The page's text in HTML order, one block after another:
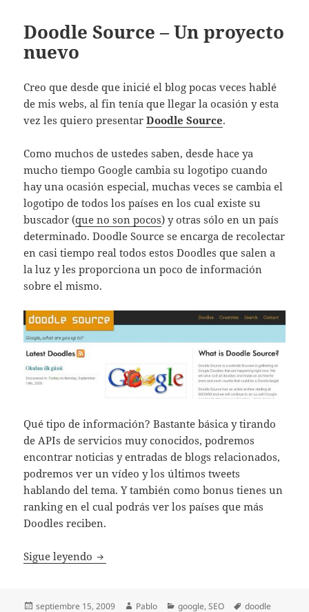
Doodle Source – Un proyecto
nuevo
Creo que desde que inicié el blog pocas veces hablé
de mis webs, al fin tenía que llegar la ocasión y esta
vez les quiero presentarDoodle Source.
Como muchos de ustedes saben, desde hace ya
mucho tiempo Google cambia su logotipo cuando
hay una ocasión especial, muchas veces se cambia el
logotipo de todos los países en los cual existe su
buscador (que no son pocos) y otras sólo en un país
determinado. Doodle Source se encarga de recolectar
en casi tiempo real todos estos Doodles que salen a
la luz y les proporciona un poco de información
sobre el mismo.
Qué tipo de información? Bastante básica y tirando
de APIs de servicios muy conocidos, podremos
encontrar noticias y entradas de blogs relacionados,
podremos ver un vídeo y los últimos tweets
hablando del tema. Y también como bonus tienes un
ranking en el cual podrás ver los países que más
Doodles reciben.
Sigue leyendo Doodle Source – Un proyecto nuevo
Publicado
septiembre 15, 2009 Autor
Pablo Categorías
google,SEO Etiquetas
doodle